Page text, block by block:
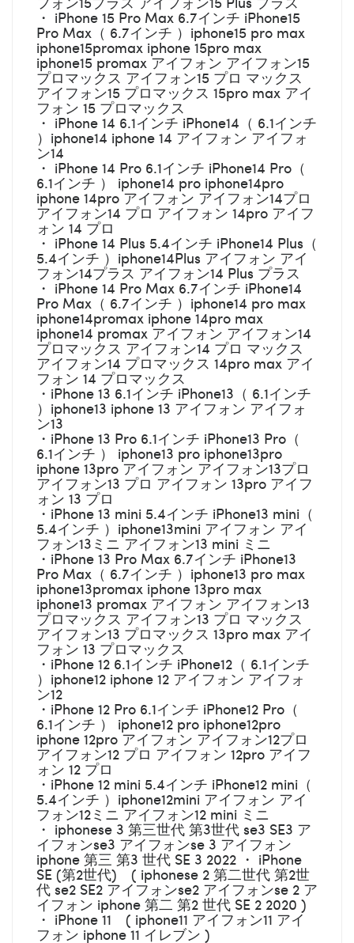
・ iPhone 15 Pro Max 6.7インチ iPhone15
Pro Max（ 6.7インチ ）iphone15 pro max
iphone15promax iphone 15pro max
iphone15 promax アイフォン アイフォン15
プロマックス アイフォン15 プロ マックス
アイフォン15 プロマックス 15pro max アイ
フォン 15 プロマックス
・ iPhone 14 6.1インチ iPhone14（ 6.1インチ
）iphone14 iphone 14 アイフォン アイフォ
ン14
・ iPhone 14 Pro 6.1インチ iPhone14 Pro（
6.1インチ ） iphone14 pro iphone14pro
iphone 14pro アイフォン アイフォン14プロ
アイフォン14 プロ アイフォン 14pro アイフ
ォン 14 プロ
・ iPhone 14 Plus 5.4インチ iPhone14 Plus（
5.4インチ ）iphone14Plus アイフォン アイ
フォン14プラス アイフォン14 Plus プラス
・ iPhone 14 Pro Max 6.7インチ iPhone14
Pro Max（ 6.7インチ ）iphone14 pro max
iphone14promax iphone 14pro max
iphone14 promax アイフォン アイフォン14
プロマックス アイフォン14 プロ マックス
アイフォン14 プロマックス 14pro max アイ
フォン 14 プロマックス
・iPhone 13 6.1インチ iPhone13（ 6.1インチ
）iphone13 iphone 13 アイフォン アイフォ
ン13
・iPhone 13 Pro 6.1インチ iPhone13 Pro（
6.1インチ ） iphone13 pro iphone13pro
iphone 13pro アイフォン アイフォン13プロ
アイフォン13 プロ アイフォン 13pro アイフ
ォン 13 プロ
・iPhone 13 mini 5.4インチ iPhone13 mini（
5.4インチ ）iphone13mini アイフォン アイ
フォン13ミニ アイフォン13 mini ミニ
・iPhone 13 Pro Max 6.7インチ iPhone13
Pro Max（ 6.7インチ ）iphone13 pro max
iphone13promax iphone 13pro max
iphone13 promax アイフォン アイフォン13
プロマックス アイフォン13 プロ マックス
アイフォン13 プロマックス 13pro max アイ
フォン 13 プロマックス
・iPhone 12 6.1インチ iPhone12（ 6.1インチ
）iphone12 iphone 12 アイフォン アイフォ
ン12
・iPhone 12 Pro 6.1インチ iPhone12 Pro（
6.1インチ ） iphone12 pro iphone12pro
iphone 12pro アイフォン アイフォン12プロ
アイフォン12 プロ アイフォン 12pro アイフ
ォン 12 プロ
・iPhone 12 mini 5.4インチ iPhone12 mini（
5.4インチ ）iphone12mini アイフォン アイ
フォン12ミニ アイフォン12 mini ミニ
・ iphonese 3 第三世代 第3世代 se3 SE3 ア
イフォンse3 アイフォンse 3 アイフォン
iphone 第三 第3 世代 SE 3 2022 ・ iPhone
SE (第2世代) ( iphonese 2 第二世代 第2世
代 se2 SE2 アイフォンse2 アイフォンse 2 ア
イフォン iphone 第二 第2 世代 SE 2 2020 )
・ iPhone 11 ( iphone11 アイフォン11 アイ
フォン iphone 11 イレブン )